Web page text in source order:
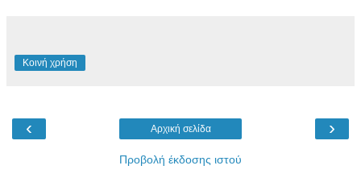
Κοινή χρήση
‹ ›
Αρχική σελίδα
Προβολή έκδοσης ιστού